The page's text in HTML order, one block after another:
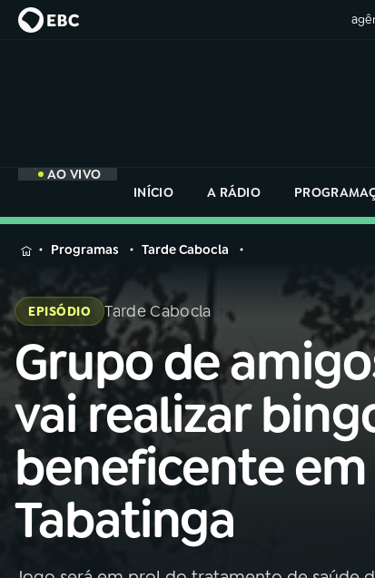
AO VIVO
INÍCIO
A RÁDIO
MENU
Buscar
na
Rádio
Nacional
Buscar
AO VIVO
01 INÍCIO
02 A RÁDIO
na
Rádio
Nacional
Programas Tarde Cabocla
EPISÓDIO Tarde Cabocla
Grupo de
vai realizar
beneficente em
Tabatinga